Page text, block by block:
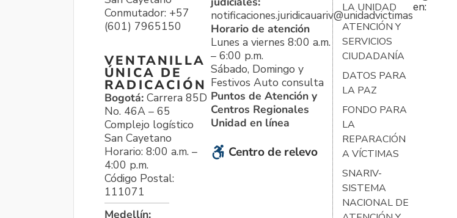
Conmutador: +57
(601) 7965150
VENTANILLA
ÚNICA DE
RADICACIÓN
Bogotá: Carrera 85D
No. 46A – 65
Complejo logístico
San Cayetano
Horario: 8:00 a.m. –
4:00 p.m.
Código Postal:
111071
Medellín:
notificaciones.juridicauariv@unidadvictimas.gov.co
Horario de atención
Lunes a viernes 8:00 a.m.
– 6:00 p.m.
Sábado, Domingo y
Festivos Auto consulta
Puntos de Atención y
Centros Regionales
Unidad en línea
Centro de relevo
LA UNIDAD
ATENCIÓN Y
SERVICIOS
CIUDADANÍA
DATOS PARA
LA PAZ
FONDO PARA
LA
REPARACIÓN
A VÍCTIMAS
SNARIV-
SISTEMA
NACIONAL DE
en: